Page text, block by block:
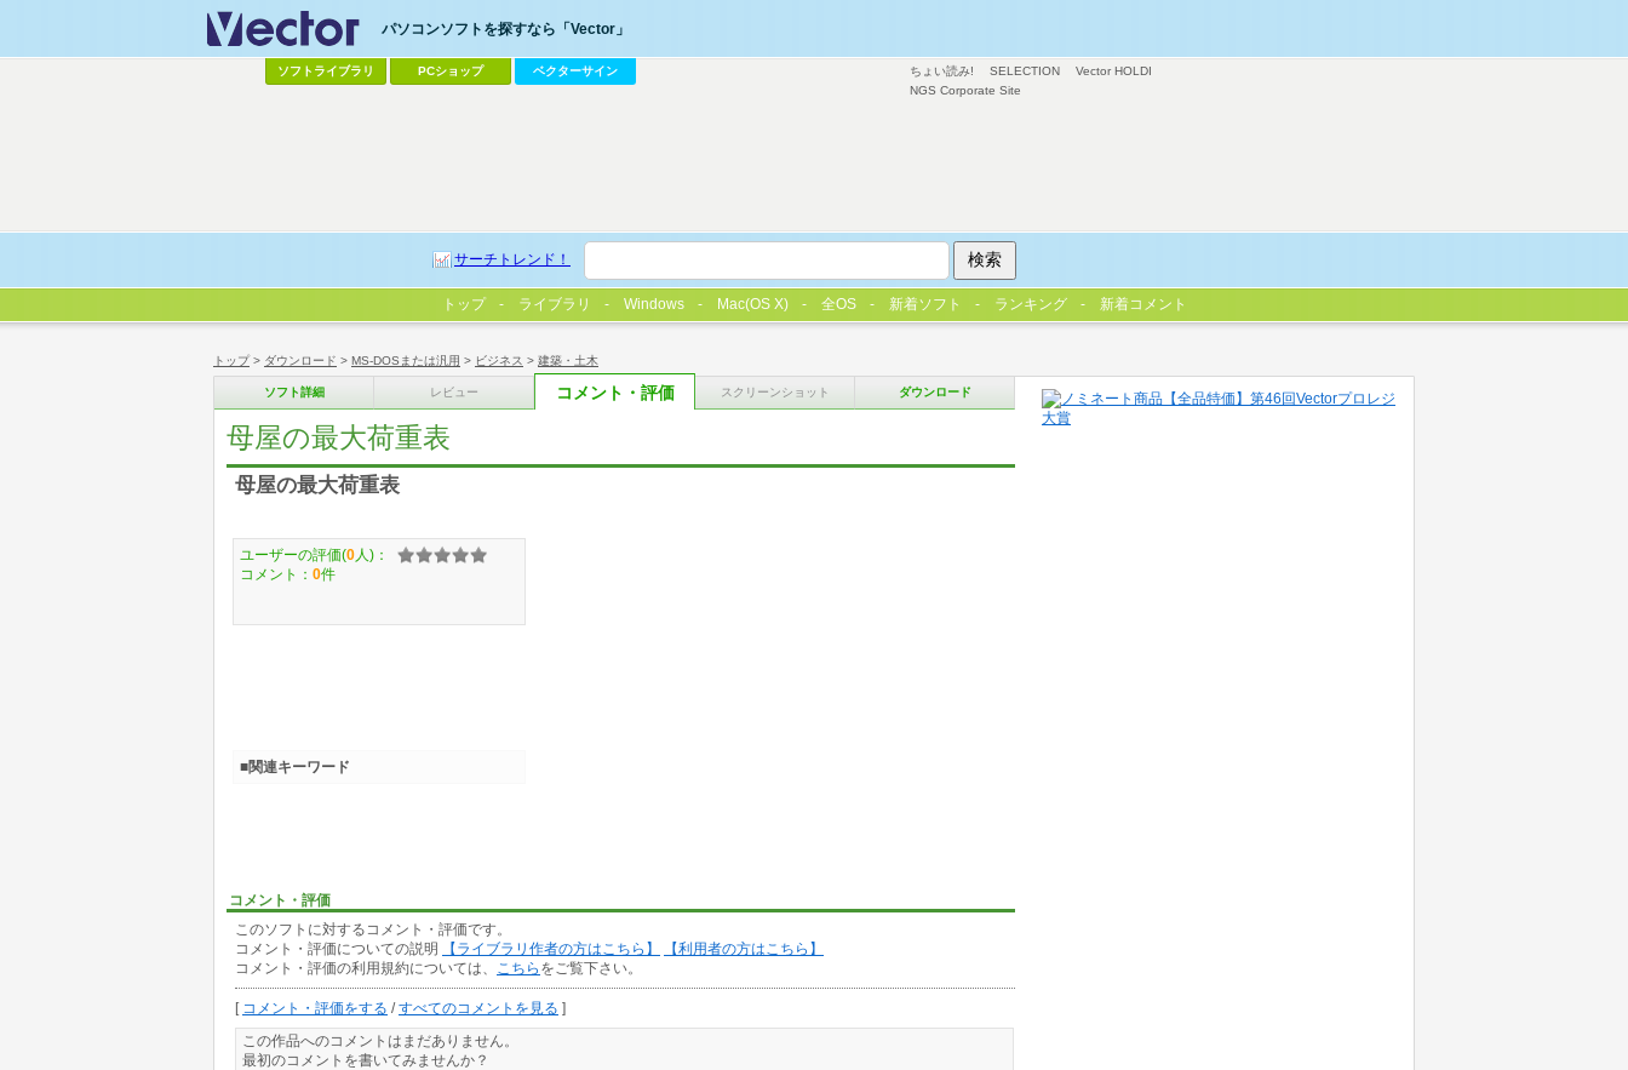
トップ> ダウンロード > MS-DOSまたは汎用 > ビジネス > 建築・土木
ソフト詳細 レビュー コメント・評価 スクリーンショット ダウンロード
母屋の最大荷重表
母屋の最大荷重表
コメント・評価
このソフトに対するコメント・評価です。
コメント・評価についての説明
【ライブラリ作者の方はこちら】
【利用者の方はこちら】
コメント・評価の利用規約については、
こちら をご覧下さい。
[ コメント・評価をする /すべてのコメントを見る ]
この作品へのコメントはまだありません。
最初のコメントを書いてみませんか？
ユーザーの評価(0 人)：
コメント： 0件
■関連キーワード
ちょい読み! SELECTION
Vector HOLDI
NGS Corporate Site
パソコンソフトを探すなら「Vector」
ソフトライブラリ PCショップ ベクターサイン
サーチトレンド！
トップ ライブラリ Windows Mac(OS X) 全OS 新着ソフト ランキング 新着コメント